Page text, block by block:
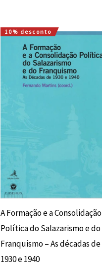
10% desconto
A Formação e a Consolidação
Política do Salazarismo e do
Franquismo – As décadas de
1930 e 1940
O
preço
original
era:
17,00 €.
O
preço
atual
é:
15,30 €.